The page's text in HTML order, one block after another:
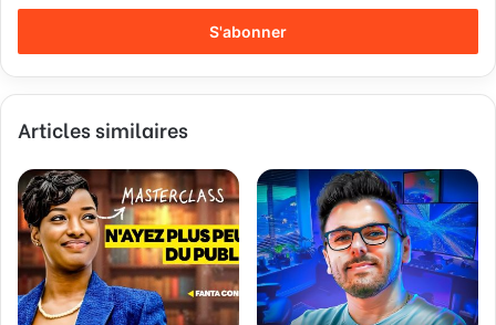
t
e
z
o
r
e
a
d
r
e
s
Articles similaires